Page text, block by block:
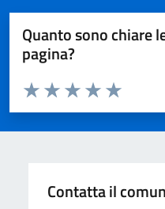
Quanto sono chiare
pagina?
Domanda
Valuta da 1 a 5 stelle la pagina
Valuta 5
Valuta 4 stelle
Valuta 3 stelle su 5
Valuta 2 stelle su 5
Valuta 1 stelle su 5
Contatta il